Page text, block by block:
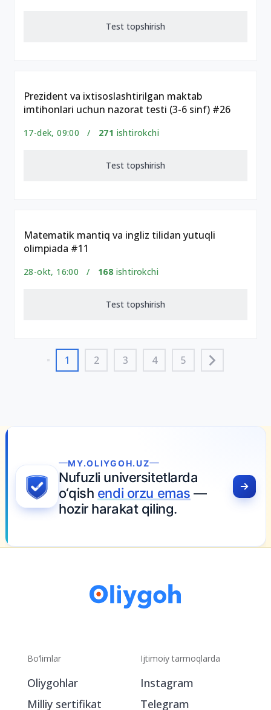
Test topshirish
Prezident va ixtisoslashtirilgan maktab
imtihonlari uchun nazorat testi (3-6 sinf) #26
17-dek, 09:00 / 271 ishtirokchi
Test topshirish
Matematik mantiq va ingliz tilidan yutuqli
olimpiada #11
28-okt, 16:00 / 168 ishtirokchi
Test topshirish
1 2 3 4 5
MY.OLIYGOH.UZ
Nufuzli universitetlarda
o‘qish endi orzu emas —
hozir harakat qiling.
Bo‘limlar
Oliygohlar
Milliy sertifikat
Ijtimoiy tarmoqlarda
Instagram
Telegram